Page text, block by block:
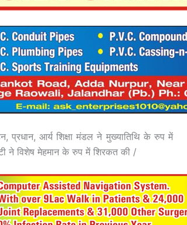
प्रधान, आर्य शिक्षा मंडल ने मुख्यातिथि के रुप में
ने विशेष मेहमान के रुप में शिरकत की /